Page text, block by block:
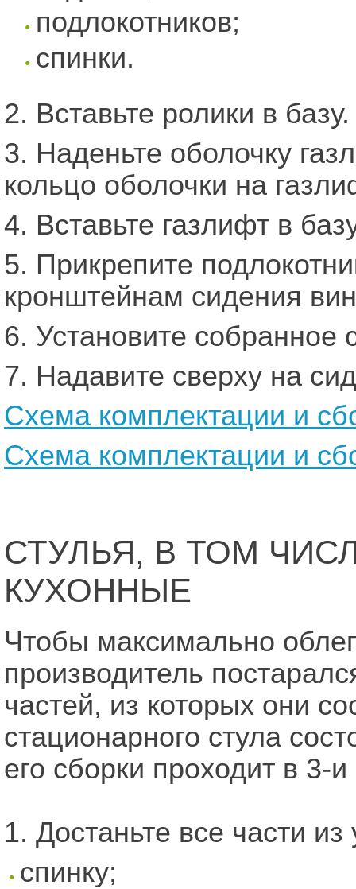
подлокотников;
спинки.
2. Вставьте ролики в базу.
3. Наденьте оболочку
кольцо оболочки на
4. Вставьте газлифт в
5. Прикрепите
кронштейнам сидения
6. Установите собранное
7. Надавите сверху на
Схема комплектации и
Схема комплектации и
СТУЛЬЯ, В ТОМ
КУХОННЫЕ
Чтобы максимально
производитель
частей, из которых они
стационарного стула
его сборки проходит в 3-
1. Достаньте все части из
спинку;